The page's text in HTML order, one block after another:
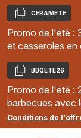
Copier
CERAMETE
Promo de l'été :
et casseroles en
Copier
BBQETE26
Promo de l'été :
barbecues avec
Conditions de